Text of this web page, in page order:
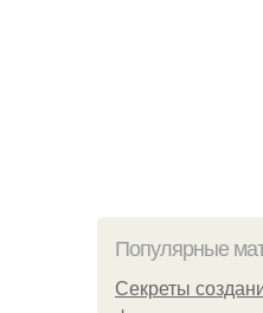
Популярные
Секреты